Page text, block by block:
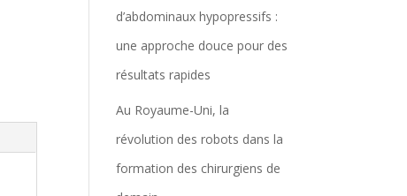
d’abdominaux hypopressifs :
une approche douce pour des
résultats rapides
Au Royaume-Uni, la
révolution des robots dans la
formation des chirurgiens de